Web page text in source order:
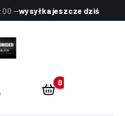
—wysyłka jeszcze dziś
Produkty w